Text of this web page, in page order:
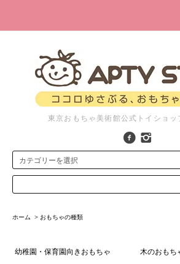
東京おもちゃ美術館公式トイショ
ホーム > おもちゃの種類
幼稚園・保育園向きおもちゃ 木のおもち